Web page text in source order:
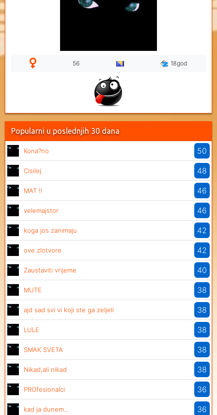
56 18god
Popularni u poslednjih 30 dana
Kona?no 50
Cisilej 48
MAT !! 46
velemajstor 46
koga jos zanimaju 42
ove zlotvore 42
Zaustaviti vrijeme 40
MUTE 38
ajd sad svi vi koji ste ga zeljeli 38
LULE 38
SMAK SVETA 38
Nikad,ali nikad 38
PROfesionalci 36
kad ja dunem... 36